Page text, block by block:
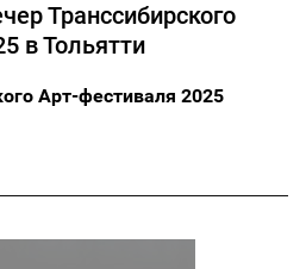
Транссибирского
в Тольятти
Арт-фестиваля 2025